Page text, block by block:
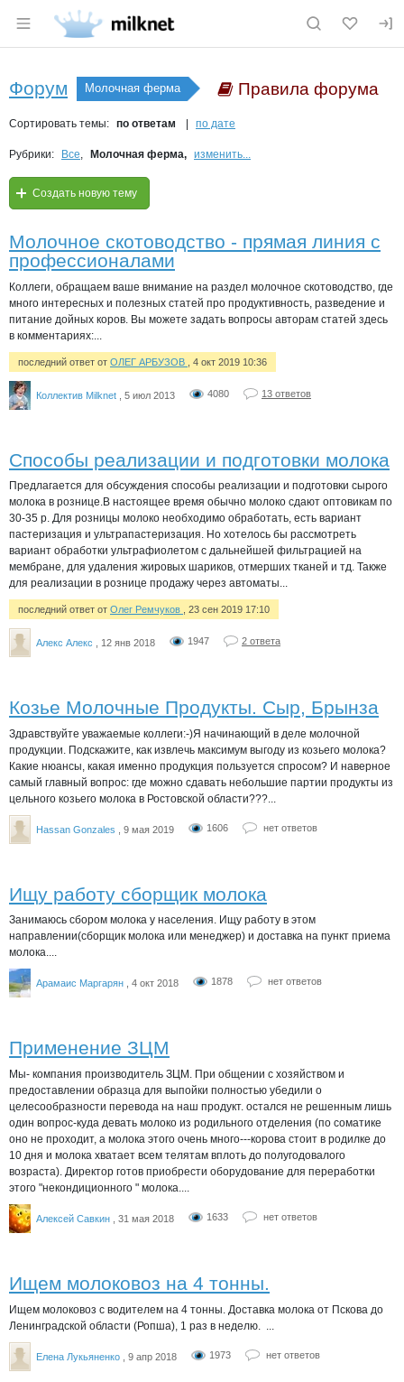
Раздел навигации по сайту milknet.ru
Форум Молочная ферма Правила форума
Сортировать темы: по ответам по дате
Рубрики: Все, Молочная ферма, изменить...
Создать новую тему
Молочное скотоводство - прямая линия с
профессионалами
Коллеги, обращаем ваше внимание на раздел молочное скотоводство, где
много интересных и полезных статей про продуктивность, разведение и
питание дойных коров. Вы можете задать вопросы авторам статей здесь
в комментариях:...
последний ответ от ОЛЕГ АРБУЗОВ , 4 окт 2019 10:36
Коллектив Milknet , 5 июл 2013 4080 13 ответов
Способы реализации и подготовки молока
Предлагается для обсуждения способы реализации и подготовки сырого
молока в рознице.В настоящее время обычно молоко сдают оптовикам по
30-35 р. Для розницы молоко необходимо обработать, есть вариант
пастеризация и ультрапастеризация. Но хотелось бы рассмотреть
вариант обработки ультрафиолетом с дальнейшей фильтрацией на
мембране, для удаления жировых шариков, отмерших тканей и тд. Также
для реализации в рознице продажу через автоматы...
последний ответ от Олег Ремчуков , 23 сен 2019 17:10
Алекс Алекс , 12 янв 2018 1947 2 ответа
Козье Молочные Продукты. Сыр, Брынза
Здравствуйте уважаемые коллеги:-)Я начинающий в деле молочной
продукции. Подскажите, как извлечь максимум выгоду из козьего молока?
Какие нюансы, какая именно продукция пользуется спросом? И наверное
самый главный вопрос: где можно сдавать небольшие партии продукты из
цельного козьего молока в Ростовской области???...
Hassan Gonzales , 9 мая 2019 1606 нет ответов
Ищу работу сборщик молока
Занимаюсь сбором молока у населения. Ищу работу в этом
направлении(сборщик молока или менеджер) и доставка на пункт приема
молока....
Арамаис Маргарян , 4 окт 2018 1878 нет ответов
Применение ЗЦМ
Мы- компания производитель ЗЦМ. При общении с хозяйством и
предоставлении образца для выпойки полностью убедили о
целесообразности перевода на наш продукт. остался не решенным лишь
один вопрос-куда девать молоко из родильного отделения (по соматике
оно не проходит, а молока этого очень много---корова стоит в родилке до
10 дня и молока хватает всем телятам вплоть до полугодовалого
возраста). Директор готов приобрести оборудование для переработки
этого "некондиционного " молока....
Алексей Савкин , 31 мая 2018 1633 нет ответов
Ищем молоковоз на 4 тонны.
Ищем молоковоз с водителем на 4 тонны. Доставка молока от Пскова до
Ленинградской области (Ропша), 1 раз в неделю. ...
Елена Лукьяненко , 9 апр 2018 1973 нет ответов